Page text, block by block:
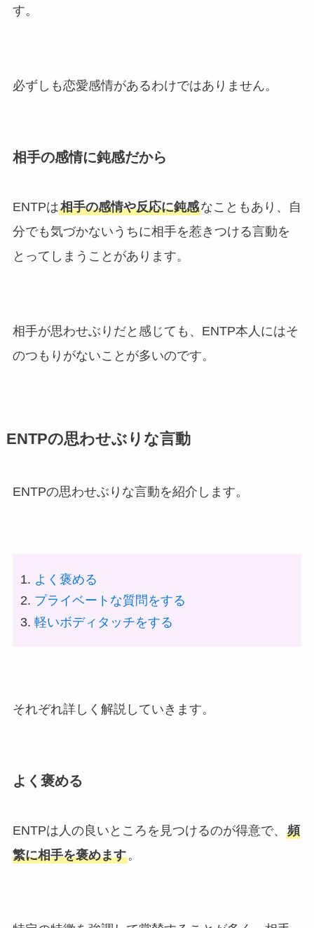
す。
必ずしも恋愛感情があるわけではありません。
相手の感情に鈍感だから
ENTPは相手の感情や反応に鈍感なこともあり、自
分でも気づかないうちに相手を惹きつける言動を
とってしまうことがあります。
相手が思わせぶりだと感じても、ENTP本人にはそ
のつもりがないことが多いのです。
ENTPの思わせぶりな言動
ENTPの思わせぶりな言動を紹介します。
よく褒める
プライベートな質問をする
軽いボディタッチをする
それぞれ詳しく解説していきます。
よく褒める
ENTPは人の良いところを見つけるのが得意で、 頻
繁に相手を褒めます。